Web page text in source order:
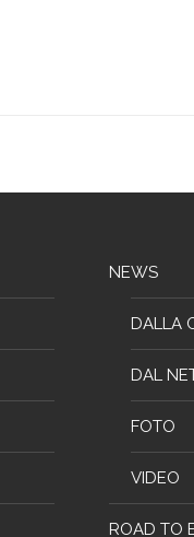
NEWS
DALLA
DAL
FOTO
VIDEO
ROAD TO